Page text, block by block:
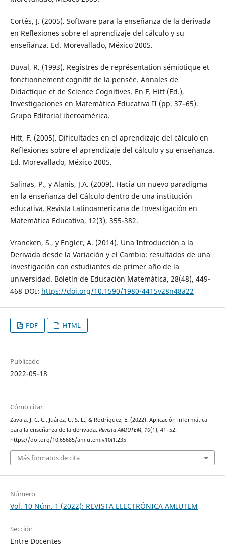
Cortés, J. (2005). Software para la enseñanza de la derivada
en Reflexiones sobre el aprendizaje del cálculo y su
enseñanza. Ed. Morevallado, México 2005.
Duval, R. (1993). Registres de représentation sémiotique et
fonctionnement cognitif de la pensée. Annales de
Didactique et de Science Cognitives. En F. Hitt (Ed.),
Investigaciones en Matemática Educativa II (pp. 37–65).
Grupo Editorial iberoamérica.
Hitt, F. (2005). Dificultades en el aprendizaje del cálculo en
Reflexiones sobre el aprendizaje del cálculo y su enseñanza.
Ed. Morevallado, México 2005.
Salinas, P., y Alanis, J.A. (2009). Hacia un nuevo paradigma
en la enseñanza del Cálculo dentro de una institución
educativa. Revista Latinoamericana de Investigación en
Matemática Educativa, 12(3), 355-382.
Vrancken, S., y Engler, A. (2014). Una Introducción a la
Derivada desde la Variación y el Cambio: resultados de una
investigación con estudiantes de primer año de la
universidad. Boletín de Educación Matemática, 28(48), 449-
468 DOI: https://doi.org/10.1590/1980-4415v28n48a22
PDF HTML
Publicado
2022-05-18
Cómo citar
Zavala, J. C. C., Juárez, U. S. L., & Rodríguez, E. (2022). Aplicación informática
para la enseñanza de la derivada. Revista AMIUTEM, 10(1), 41–52.
https://doi.org/10.65685/amiutem.v10i1.235
Más formatos de cita
Número
Vol. 10 Núm. 1 (2022): REVISTA ELECTRÓNICA AMIUTEM
Sección
Entre Docentes